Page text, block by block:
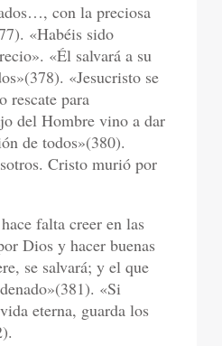
con la preciosa
«Habéis sido
«Él salvará a su
«Jesucristo se
rescate para
del Hombre vino a dar
de todos»(380).
Cristo murió por
falta creer en las
Dios y hacer buenas
se salvará; y el que
«Si
eterna, guarda los